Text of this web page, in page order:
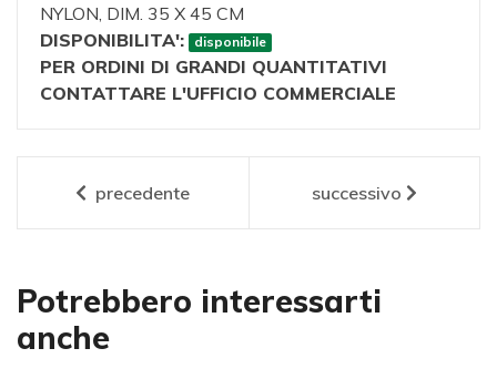
NYLON, DIM. 35 X 45 CM
DISPONIBILITA':
disponibile
PER ORDINI DI GRANDI QUANTITATIVI
CONTATTARE L'UFFICIO COMMERCIALE
precedente successivo
Potrebbero interessarti
anche